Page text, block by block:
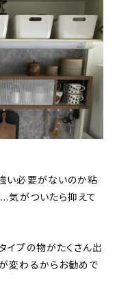
い必要がないのか粘
気がついたら抑えて
プの物がたくさん出
変わるからお勧めで